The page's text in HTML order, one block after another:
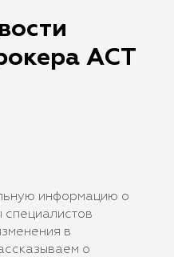
АСТ
информацию о
специалистов
в
о